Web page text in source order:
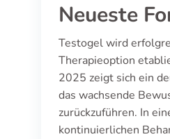
Neueste
Testogel wird
Therapieoption
2025 zeigt sich ein
das wachsende
zurückzuführen. In
kontinuierlichen